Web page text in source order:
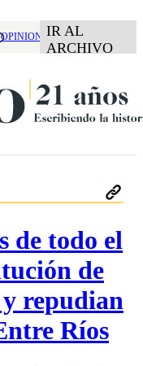
OPINION IR AL
ARCHIVO
de todo el
de
repudian
Ríos